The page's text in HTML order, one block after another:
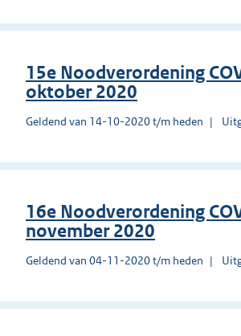
15e Noodverordening
oktober 2020
Geldend van 14-10-2020 t/m heden
16e Noodverordening
november 2020
Geldend van 04-11-2020 t/m heden